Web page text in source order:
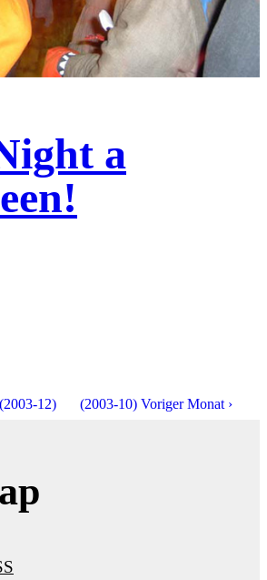
a
12) (2003-10) Voriger Monat ›